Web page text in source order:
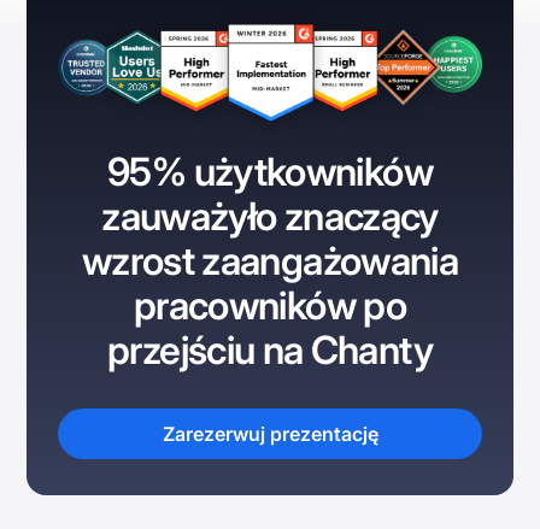
95% użytkowników
zauważyło znaczący
wzrost zaangażowania
pracowników po
przejściu na Chanty
Zarezerwuj prezentację